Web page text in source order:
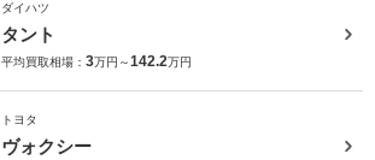
ダイハツ
タント
平均買取相場： 3万円～142.2万円
トヨタ
ヴォクシー